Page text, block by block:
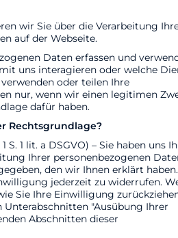
wir Sie über die Verarbeitung
auf der Webseite.
Daten erfassen und
uns interagieren oder welche
oder teilen Ihre
nur, wenn wir einen legitimen
dafür haben.
Rechtsgrundlage?
S. 1 lit. a DSGVO) – Sie haben uns
Ihrer personenbezogenen
den wir Ihnen erklärt
jederzeit zu widerrufen.
Sie Ihre Einwilligung
Unterabschnitten "Ausübung Ihrer
Abschnitten dieser